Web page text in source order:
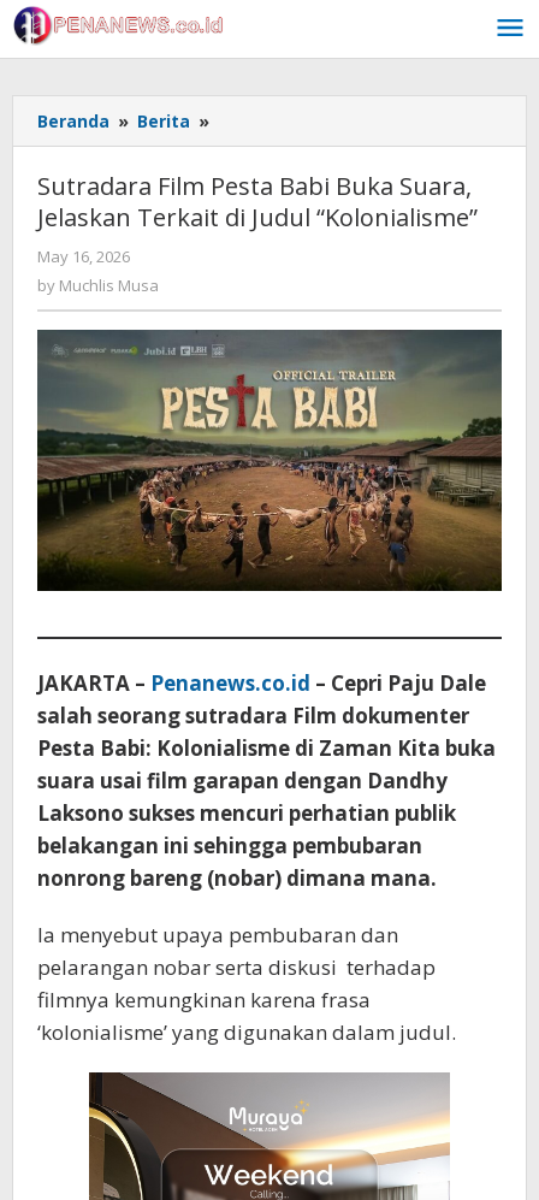
Skip
to
content
Beranda » Berita »
Film
Babi
Buka
Judul
"Kolonialisme"
Sutradara Film Pesta Babi Buka Suara,
Jelaskan Terkait di Judul “Kolonialisme”
May 16, 2026
by Muchlis Musa
JAKARTA – Penanews.co.id – Cepri Paju Dale
salah seorang sutradara Film dokumenter
Pesta Babi: Kolonialisme di Zaman Kita buka
suara usai film garapan dengan Dandhy
Laksono sukses mencuri perhatian publik
belakangan ini sehingga pembubaran
nonrong bareng (nobar) dimana mana.
Ia menyebut upaya pembubaran dan
pelarangan nobar serta diskusi terhadap
filmnya kemungkinan karena frasa
‘kolonialisme’ yang digunakan dalam judul.